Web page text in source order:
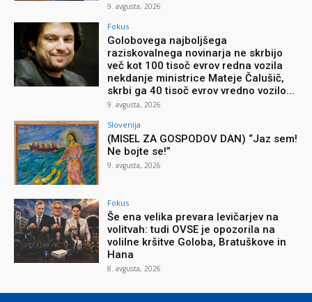
9. avgusta, 2026
Fokus
Golobovega najboljšega
raziskovalnega novinarja ne skrbijo
več kot 100 tisoč evrov redna vozila
nekdanje ministrice Mateje Čalušič,
skrbi ga 40 tisoč evrov vredno vozilo...
9. avgusta, 2026
Slovenija
(MISEL ZA GOSPODOV DAN) “Jaz sem!
Ne bojte se!”
9. avgusta, 2026
Fokus
Še ena velika prevara levičarjev na
volitvah: tudi OVSE je opozorila na
volilne kršitve Goloba, Bratuškove in
Hana
8. avgusta, 2026